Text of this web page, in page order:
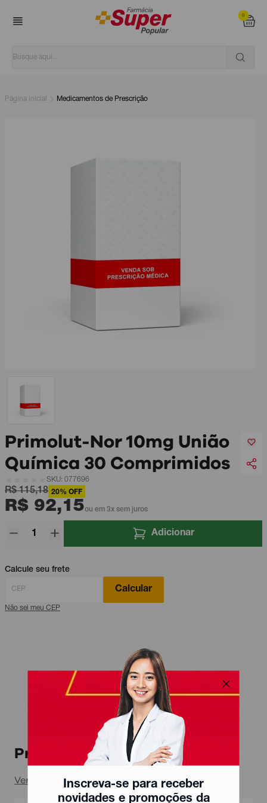
0
Inscreva-se para receber
novidades e promoções da
Página inicial Medicamentos de Prescrição
Primolut-Nor 10mg União
Química 30 Comprimidos
SKU: 077696
R$ 115,18 20% OFF
R$ 92,15ou em 3x sem juros
Adicionar
Calcule seu frete
Calcular
Não sei meu CEP
Produtos relacionados
Ver todos